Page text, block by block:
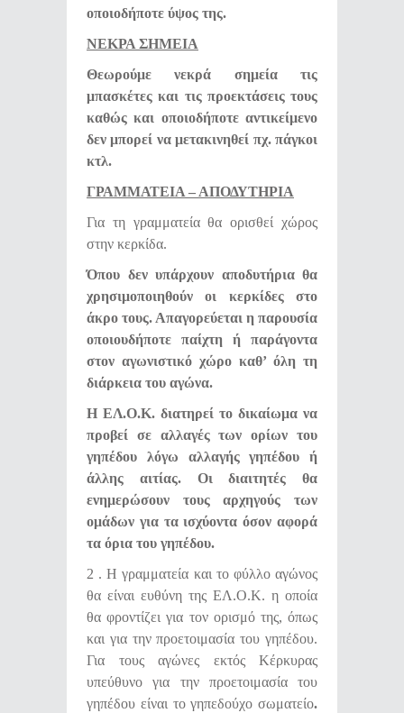
οποιοδήποτε ύψος της.
ΝΕΚΡΑ ΣΗΜΕΙΑ
Θεωρούμε νεκρά σημεία τις
μπασκέτες και τις προεκτάσεις τους
καθώς και οποιοδήποτε αντικείμενο
δεν μπορεί να μετακινηθεί πχ. πάγκοι
κτλ.
ΓΡΑΜΜΑΤΕΙΑ – ΑΠΟΔΥΤΗΡΙΑ
Για τη γραμματεία θα ορισθεί χώρος
στην κερκίδα.
Όπου δεν υπάρχουν αποδυτήρια θα
χρησιμοποιηθούν οι κερκίδες στο
άκρο τους. Απαγορεύεται η παρουσία
οποιουδήποτε παίχτη ή παράγοντα
στον αγωνιστικό χώρο καθ’ όλη τη
διάρκεια του αγώνα.
Η ΕΛ.Ο.Κ. διατηρεί το δικαίωμα να
προβεί σε αλλαγές των ορίων του
γηπέδου λόγω αλλαγής γηπέδου ή
άλλης αιτίας. Οι διαιτητές θα
ενημερώσουν τους αρχηγούς των
ομάδων για τα ισχύοντα όσον αφορά
τα όρια του γηπέδου.
2 . Η γραμματεία και το φύλλο αγώνος
θα είναι ευθύνη της ΕΛ.Ο.Κ. η οποία
θα φροντίζει για τον ορισμό της, όπως
και για την προετοιμασία του γηπέδου.
Για τους αγώνες εκτός Κέρκυρας
υπεύθυνο για την προετοιμασία του
γηπέδου είναι το γηπεδούχο σωματείο.